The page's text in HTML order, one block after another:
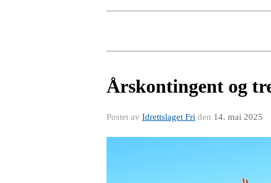
Årskontingent og
Postet av Idrettslaget Fri den 14. mai 2025